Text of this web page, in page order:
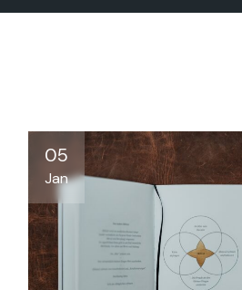
05
Jan